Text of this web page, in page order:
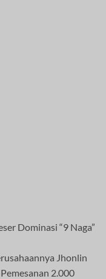
Dominasi “9 Naga”
Jhonlin
2.000